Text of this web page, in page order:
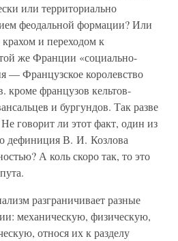
или территориально
феодальной формации? Или
и переходом к
же Франции «социально-
— Французское королевство
кроме французов кельтов-
и бургундов. Так разве
говорит ли этот факт, один из
дефиниция В. И. Козлова
А коль скоро так, то это
разграничивает разные
механическую, физическую,
относя их к разделу